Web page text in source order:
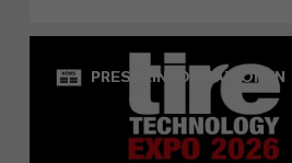
PRESSEINFORMATIONEN